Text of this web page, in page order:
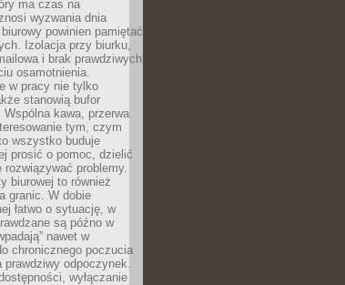
ma czas na
wyzwania dnia
powinien pamiętać
Izolacja przy biurku,
i brak prawdziwych
osamotnienia.
w pracy nie tylko
stanowią bufor
kawa, przerwa
tym, czym
wszystko buduje
prosić o pomoc, dzielić
rozwiązywać problemy.
biurowej to również
granic. W dobie
łatwo o sytuację, w
są późno w
nawet w
chronicznego poczucia
prawdziwy odpoczynek.
wyłączanie